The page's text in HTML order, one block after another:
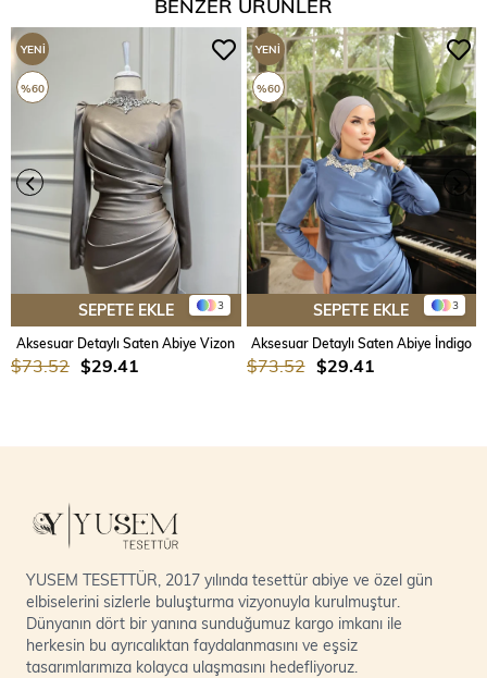
3
SEPETE EKLE
Aksesuar Detaylı Saten Abiye Vizon
$29.41
$73.52
YENI
ÜRÜN
%60
3
SEPETE EKLE
Aksesuar Detaylı Saten Abiye İndigo
$29.41
$73.52
YENI
ÜRÜN
%60
YUSEM TESETTÜR, 2017 yılında tesettür abiye ve özel gün
elbiselerini sizlerle buluşturma vizyonuyla kurulmuştur.
Dünyanın dört bir yanına sunduğumuz kargo imkanı ile
herkesin bu ayrıcalıktan faydalanmasını ve eşsiz
tasarımlarımıza kolayca ulaşmasını hedefliyoruz.